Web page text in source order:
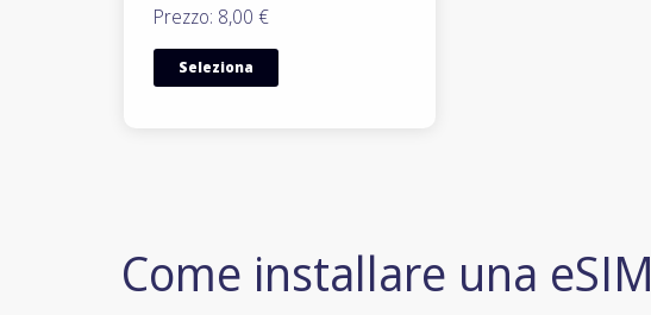
Prezzo: 8,00 €
Seleziona
Come installare una eSIM